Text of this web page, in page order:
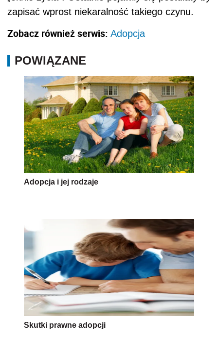
zapisać wprost niekaralność takiego czynu.
Zobacz również serwis: Adopcja
POWIĄZANE
Adopcja i jej rodzaje
Skutki prawne adopcji